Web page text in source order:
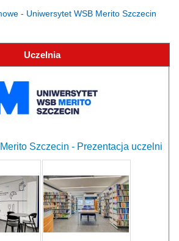
- Uniwersytet WSB Merito Szczecin
Uczelnia
Szczecin - Prezentacja uczelni